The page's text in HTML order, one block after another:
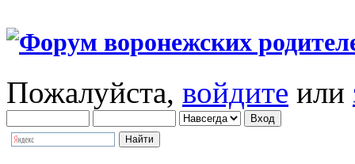
Пожалуйста, войдите или